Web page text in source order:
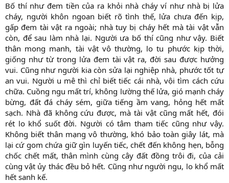
Bố thí như đem tiền của ra khỏi nhà cháy ví như nhà bị lửa
cháy, người khôn ngoan biết rõ tình thế, lửa chưa đến kịp,
gấp đem tài vật ra ngoài; nhà tuy bị cháy hết mà tài vật vẫn
còn, để sau làm nhà lại. Người ưa bố thí cũng như vậy. Biết
thân mong manh, tài vật vô thường, lo tu phước kịp thời,
giống như từ trong lửa đem tài vật ra, đời sau được hưởng
vui. Cũng như người kia còn sửa lại nghiệp nhà, phước tốt tự
an vui. Người u mê thì chỉ biết tiếc cái nhà, vội tìm cách cứu
chữa. Cuồng ngu mất trí, không lường thế lửa, gió mạnh cháy
bừng, đất đá cháy sém, giữa tiếng ầm vang, hỏng hết mất
sạch. Nhà đã không cứu được, mà tài vật cũng mất hết, đói
rét lo khổ suốt đời. Người có tâm tham tiếc cũng như vậy.
Không biết thân mạng vô thường, khó bảo toàn giây lát, mà
lại cứ gom chứa giữ gìn luyến tiếc, chết đến không hẹn, bỗng
chốc chết mất, thân mình cùng cây đất đồng trôi đi, của cải
cùng vật ủy thác đều bỏ hết. Cũng như người ngu, lo khổ mất
hết sanh kế.